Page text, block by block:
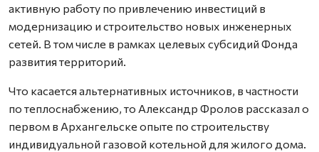
активную работу по привлечению инвестиций в
модернизацию и строительство новых инженерных
сетей. В том числе в рамках целевых субсидий Фонда
развития территорий.
Что касается альтернативных источников, в частности
по теплоснабжению, то Александр Фролов рассказал о
первом в Архангельске опыте по строительству
индивидуальной газовой котельной для жилого дома.